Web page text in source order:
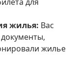
жилья: Вас
жилье